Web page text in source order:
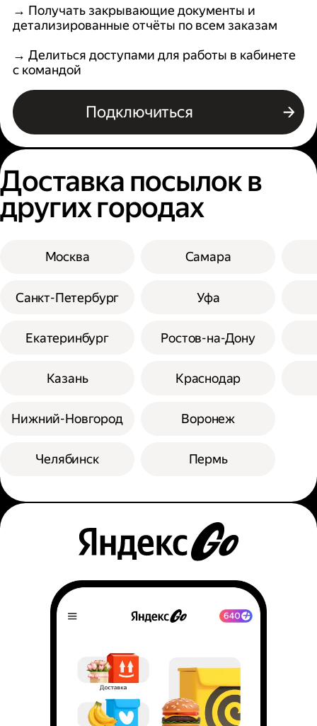
→ Получать закрывающие документы и
детализированные отчёты по всем заказам
→ Делиться доступами для работы в кабинете
с командой
Подключиться
Доставка посылок в
других городах
Москва
Санкт-Петербург
Екатеринбург
Казань
Нижний-Новгород
Челябинск
Самара
Уфа
Ростов-на-Дону
Краснодар
Воронеж
Пермь